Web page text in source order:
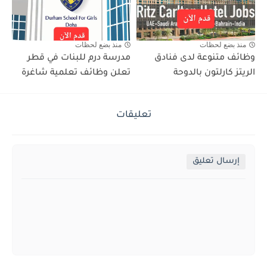
منذ بضع لحظات
وظائف متنوعة لدى فنادق
الريتز كارلتون بالدوحة
منذ بضع لحظات
مدرسة درم للبنات في قطر
تعلن وظائف تعلمية شاغرة
تعليقات
إرسال تعليق